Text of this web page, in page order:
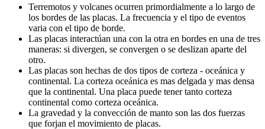
Terremotos y volcanes ocurren primordialmente a lo largo de
los bordes de las placas. La frecuencia y el tipo de eventos
varia con el tipo de borde.
Las placas interactúan una con la otra en bordes en una de tres
maneras: si divergen, se convergen o se deslizan aparte del
otro.
Las placas son hechas de dos tipos de corteza - oceánica y
continental. La corteza oceánica es mas delgada y mas densa
que la continental. Una placa puede tener tanto corteza
continental como corteza oceánica.
La gravedad y la convección de manto son las dos fuerzas
que forjan el movimiento de placas.